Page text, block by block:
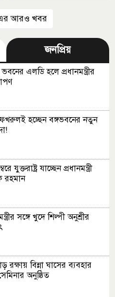
এর আরও খবর
জনপ্রিয়
এলডি হলে প্রধানমন্ত্রীর
ফখরুলই হচ্ছেন বঙ্গভবনের নতুন
যুক্তরাষ্ট্র যাচ্ছেন প্রধানমন্ত্রী
রহমান
সঙ্গে খুদে শিল্পী অনুশ্রীর
রক্ষায় বিন্না ঘাসের ব্যবহার
অনুষ্ঠিত